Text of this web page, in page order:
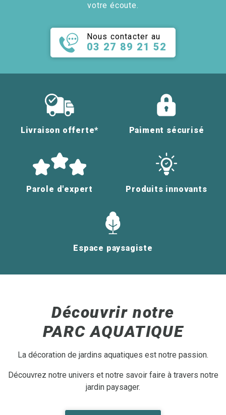
votre écoute.
Nous contacter au
03 27 89 21 52
Livraison offerte* Paiment sécurisé
Parole d'expert Produits innovants
Espace paysagiste
Découvrir notre
PARC AQUATIQUE
La décoration de jardins aquatiques est notre passion.
Découvrez notre univers et notre savoir faire à travers notre
jardin paysager.